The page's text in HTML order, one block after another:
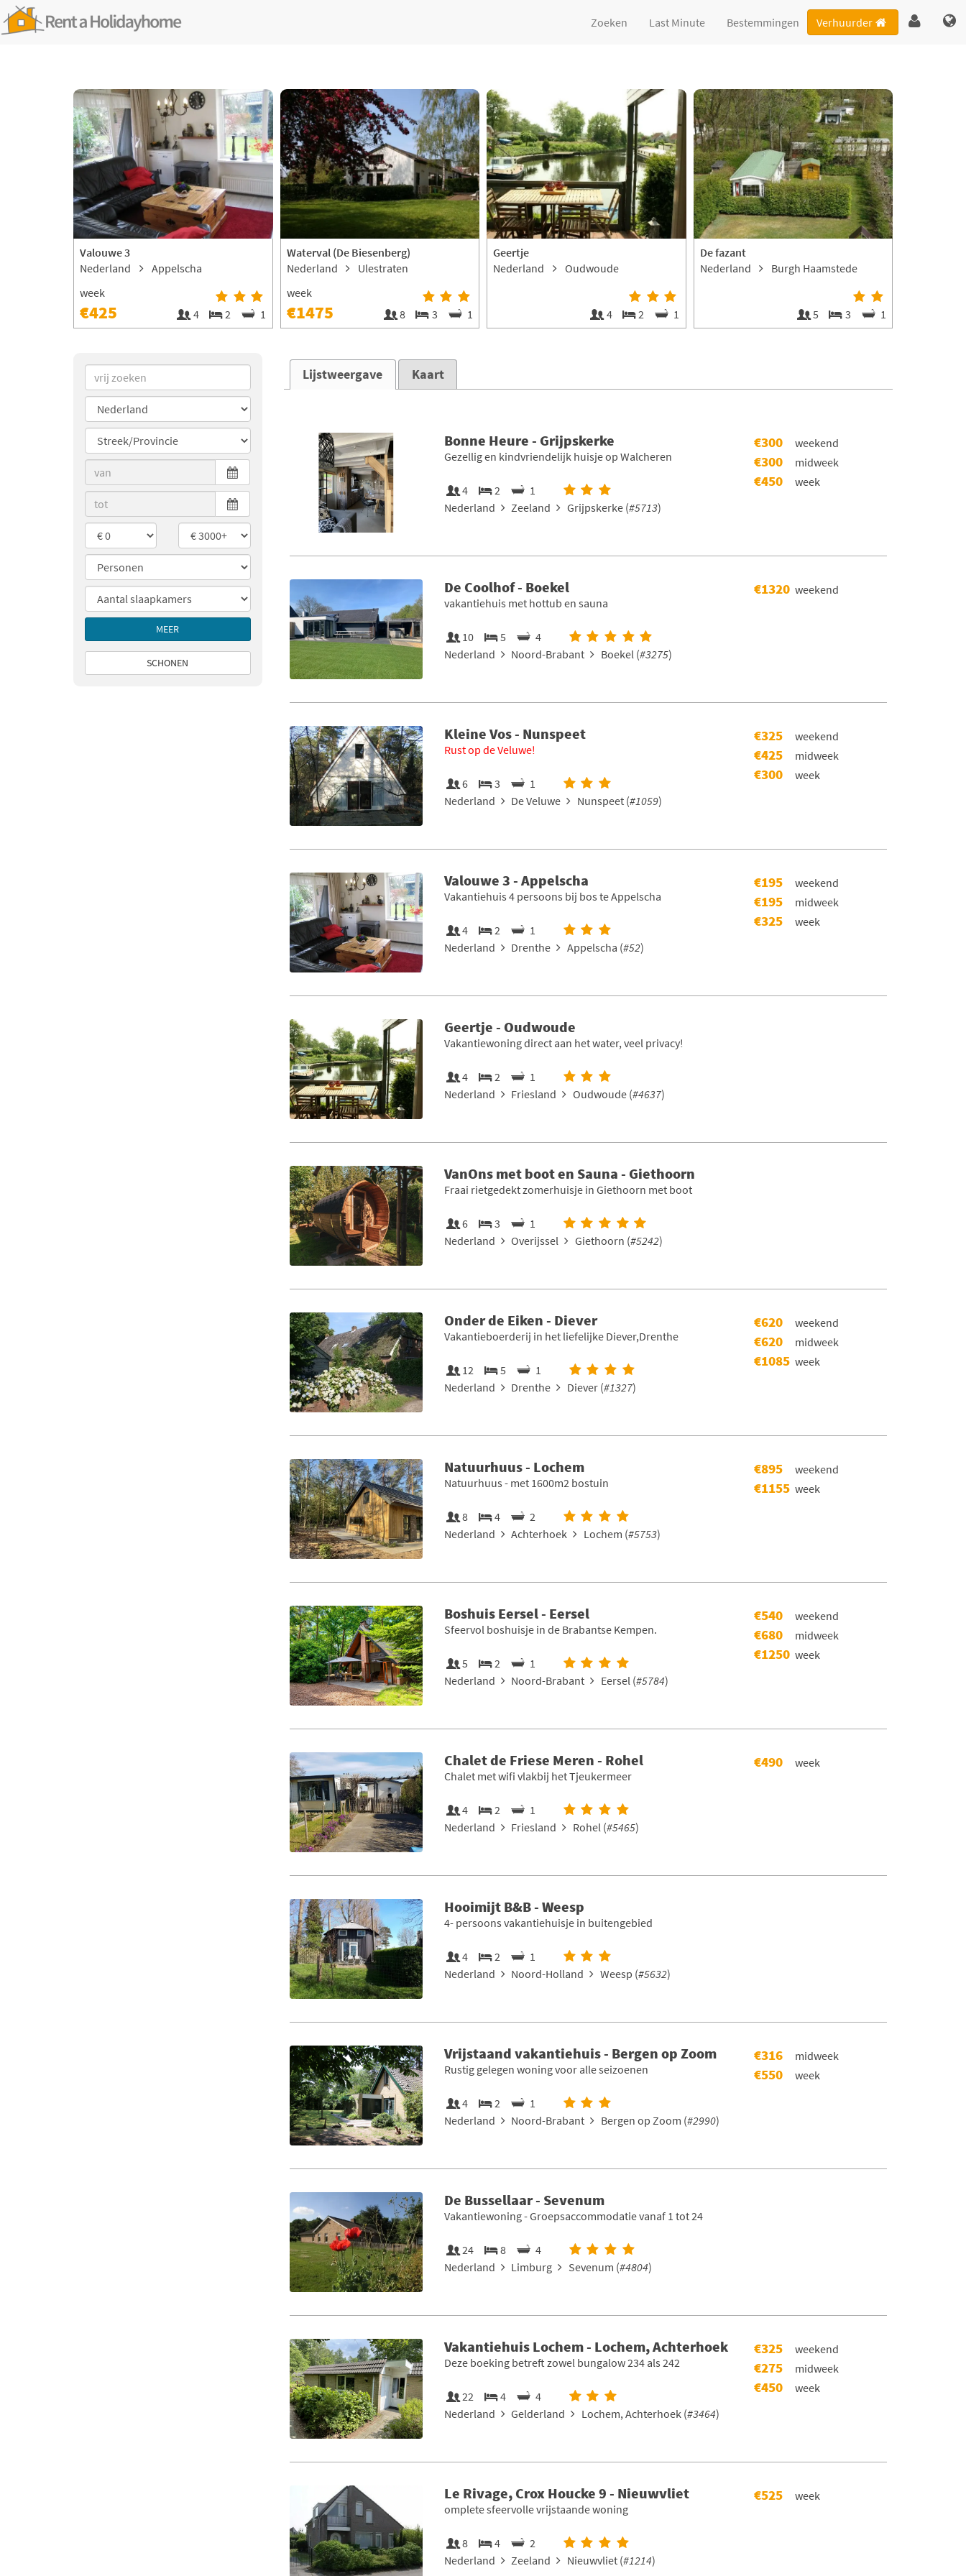
Verhuurder
Zoeken Last Minute Bestemmingen
Valouwe 3
Nederland
Appelscha
week
€425 4 2 1
Waterval (De Biesenberg)
Nederland
Ulestraten
week
€1475 8 3 1
Geertje
Nederland
Oudwoude
4 2 1
De fazant
Nederland
Burgh Haamstede
5 3 1
MEER
SCHONEN
Lijstweergave Kaart
Bonne Heure - Grijpskerke
Gezellig en kindvriendelijk huisje op Walcheren
4 2
1
Nederland
Zeeland Grijpskerke (#5713)
€300 weekend
€300 midweek
€450 week
De Coolhof - Boekel
vakantiehuis met hottub en sauna
10 5
4
Nederland
Noord-Brabant Boekel (#3275)
€1320 weekend
Kleine Vos - Nunspeet
Rust op de Veluwe!
6 3
1
Nederland
De Veluwe Nunspeet (#1059)
€325 weekend
€425 midweek
€300 week
Valouwe 3 - Appelscha
Vakantiehuis 4 persoons bij bos te Appelscha
4 2
1
Nederland
Drenthe Appelscha (#52)
€195 weekend
€195 midweek
€325 week
Geertje - Oudwoude
Vakantiewoning direct aan het water, veel privacy!
4 2
1
Nederland
Friesland Oudwoude (#4637)
VanOns met boot en Sauna - Giethoorn
Fraai rietgedekt zomerhuisje in Giethoorn met boot
6 3
1
Nederland
Overijssel Giethoorn (#5242)
Onder de Eiken - Diever
Vakantieboerderij in het liefelijke Diever,Drenthe
12 5
1
Nederland
Drenthe Diever (#1327)
€620 weekend
€620 midweek
€1085 week
Natuurhuus - Lochem
Natuurhuus - met 1600m2 bostuin
8 4
2
Nederland
Achterhoek Lochem (#5753)
€895 weekend
€1155 week
Boshuis Eersel - Eersel
Sfeervol boshuisje in de Brabantse Kempen.
5 2
1
Nederland
Noord-Brabant Eersel (#5784)
€540 weekend
€680 midweek
€1250 week
Chalet de Friese Meren - Rohel
Chalet met wifi vlakbij het Tjeukermeer
4 2
1
Nederland
Friesland Rohel (#5465)
€490 week
Hooimijt B&B - Weesp
4- persoons vakantiehuisje in buitengebied
4 2
1
Nederland
Noord-Holland Weesp (#5632)
Vrijstaand vakantiehuis - Bergen op Zoom
Rustig gelegen woning voor alle seizoenen
4 2
1
Nederland
Noord-Brabant Bergen op Zoom (#2990)
€316 midweek
€550 week
De Bussellaar - Sevenum
Vakantiewoning - Groepsaccommodatie vanaf 1 tot 24
24 8
4
Nederland
Limburg Sevenum (#4804)
Vakantiehuis Lochem - Lochem, Achterhoek
Deze boeking betreft zowel bungalow 234 als 242
22 4
4
Nederland
Gelderland Lochem, Achterhoek (#3464)
€325 weekend
€275 midweek
€450 week
Le Rivage, Crox Houcke 9 - Nieuwvliet
omplete sfeervolle vrijstaande woning
8 4
2
Nederland
Zeeland Nieuwvliet (#1214)
€525 week